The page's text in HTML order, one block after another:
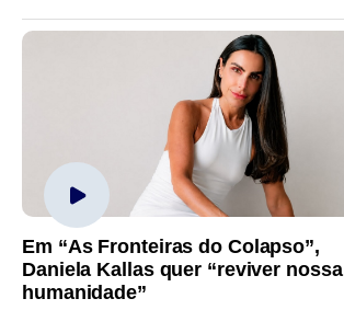
Em “As Fronteiras do Colapso”,
Daniela Kallas quer “reviver nossa
humanidade”